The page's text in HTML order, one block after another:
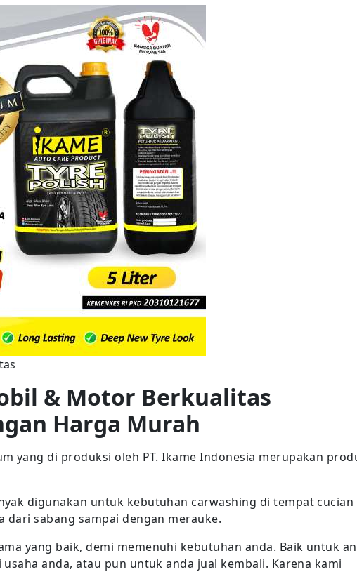
& Motor Berkualitas
Harga Murah
yang di produksi oleh PT. Ikame Indonesia merupakan
digunakan untuk kebutuhan carwashing di tempat cucian
dari sabang sampai dengan merauke.
yang baik, demi memenuhi kebutuhan anda. Baik untuk
anda, atau pun untuk anda jual kembali. Karena kami